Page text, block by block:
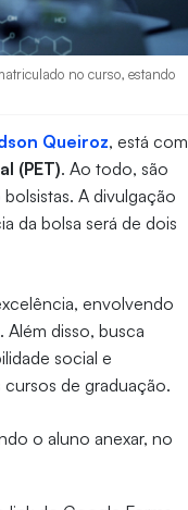
no curso, estando
Queiroz, está com
(PET). Ao todo, são
A divulgação
da bolsa será de dois
envolvendo
disso, busca
social e
de graduação.
o aluno anexar, no